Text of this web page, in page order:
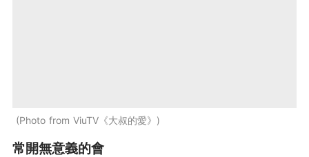
Photo from ViuTV《大叔的愛》
常開無意義的會